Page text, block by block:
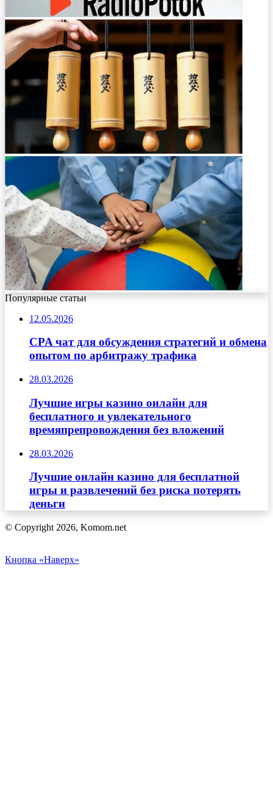
Популярные статьи
12.05.2026
CPA чат для обсуждения стратегий и обмена
опытом по арбитражу трафика
28.03.2026
Лучшие игры казино онлайн для
бесплатного и увлекательного
времяпрепровождения без вложений
28.03.2026
Лучшие онлайн казино для бесплатной
игры и развлечений без риска потерять
деньги
© Copyright 2026, Komom.net
Кнопка «Наверх»